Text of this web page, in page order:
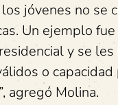
jóvenes no se
Un ejemplo
y se
o
agregó Molina.